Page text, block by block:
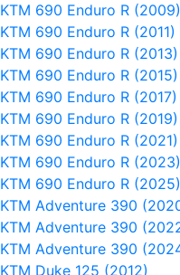
KTM 690 Enduro R (2009)
KTM 690 Enduro R (2011)
KTM 690 Enduro R (2013)
KTM 690 Enduro R (2015)
KTM 690 Enduro R (2017)
KTM 690 Enduro R (2019)
KTM 690 Enduro R (2021)
KTM 690 Enduro R (2023)
KTM 690 Enduro R (2025)
KTM Adventure 390
KTM Adventure 390
KTM Adventure 390
KTM Duke 125 (2012)